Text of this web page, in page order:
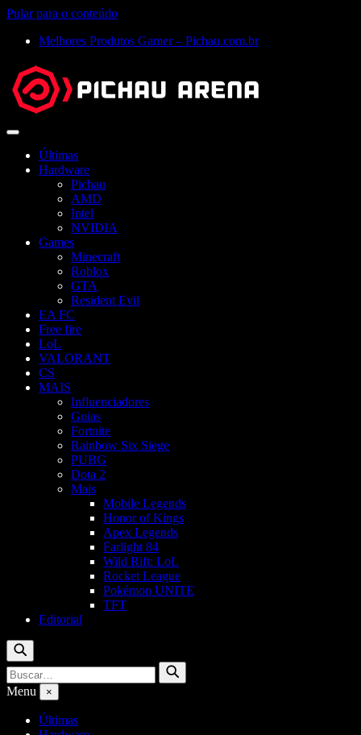
Pular para o conteúdo
Melhores Produtos Gamer – Pichau.com.br
Abrir
Últimas
Hardware
Pichau
AMD
Intel
NVIDIA
Games
Minecraft
Roblox
GTA
Resident Evil
EA FC
Free fire
LoL
VALORANT
CS
MAIS
Influenciadores
Guias
Fortnite
Rainbow Six Siege
PUBG
Dota 2
Mais
Mobile Legends
Honor of Kings
Apex Legends
Farlight 84
Wild Rift: LoL
Rocket League
Pokémon UNITE
TFT
Editorial
Buscar
Buscar
por:
Buscar
Menu ×
Últimas